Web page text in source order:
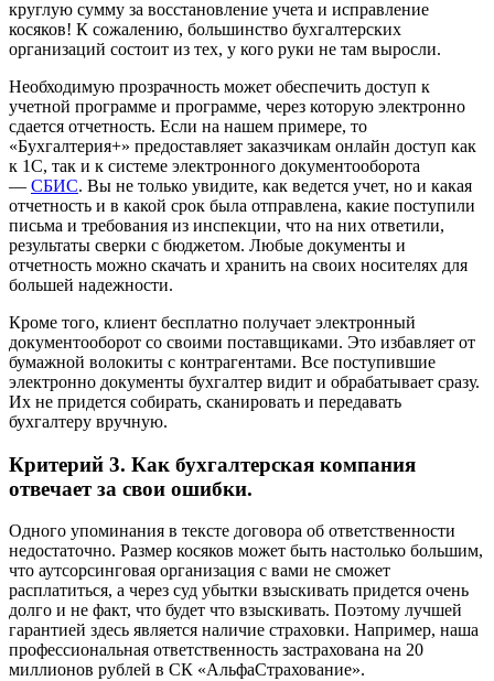
круглую сумму за восстановление учета и исправление
косяков! К сожалению, большинство бухгалтерских
организаций состоит из тех, у кого руки не там выросли.
Необходимую прозрачность может обеспечить доступ к
учетной программе и программе, через которую электронно
сдается отчетность. Если на нашем примере, то
«Бухгалтерия+» предоставляет заказчикам онлайн доступ как
к 1С, так и к системе электронного документооборота
— СБИС. Вы не только увидите, как ведется учет, но и какая
отчетность и в какой срок была отправлена, какие поступили
письма и требования из инспекции, что на них ответили,
результаты сверки с бюджетом. Любые документы и
отчетность можно скачать и хранить на своих носителях для
большей надежности.
Кроме того, клиент бесплатно получает электронный
документооборот со своими поставщиками. Это избавляет от
бумажной волокиты с контрагентами. Все поступившие
электронно документы бухгалтер видит и обрабатывает сразу.
Их не придется собирать, сканировать и передавать
бухгалтеру вручную.
Критерий 3. Как бухгалтерская компания
отвечает за свои ошибки.
Одного упоминания в тексте договора об ответственности
недостаточно. Размер косяков может быть настолько большим,
что аутсорсинговая организация с вами не сможет
расплатиться, а через суд убытки взыскивать придется очень
долго и не факт, что будет что взыскивать. Поэтому лучшей
гарантией здесь является наличие страховки. Например, наша
профессиональная ответственность застрахована на 20
миллионов рублей в СК «АльфаСтрахование».